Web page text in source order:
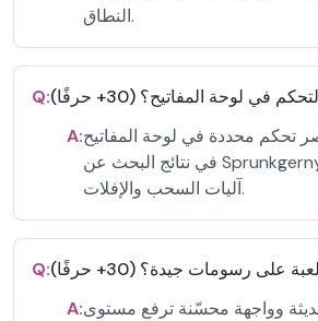
النطاق.
Q:
في لوحة المفاتيح؟ (30+ حرفًا)
A:تحكم محددة في لوحة المفاتيح
في نتائج البحث عن Sprunkgerny، مع التركيز على
آليات السحب والإفلات.
Q:
على رسومات جيدة؟ (30+ حرفًا)
A:وواجهة محسّنة ترفع مستوى